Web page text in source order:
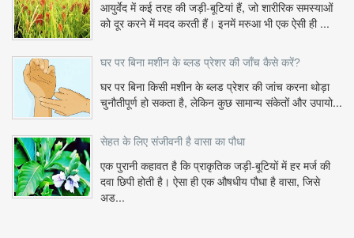
आयुर्वेद में कई तरह की जड़ी-बूटियां हैं, जो शारीरिक समस्याओं
को दूर करने में मदद करती हैं। इनमें मरुआ भी एक ऐसी ही ...
घर पर बिना मशीन के ब्लड प्रेशर की जाँच कैसे करें?
घर पर बिना किसी मशीन के ब्लड प्रेशर की जांच करना थोड़ा
चुनौतीपूर्ण हो सकता है, लेकिन कुछ सामान्य संकेतों और उपायो...
सेहत के लिए संजीवनी है वासा का पौधा
एक पुरानी कहावत है कि प्राकृतिक जड़ी-बूटियों में हर मर्ज की
दवा छिपी होती है। ऐसा ही एक औषधीय पौधा है वासा, जिसे
अड...